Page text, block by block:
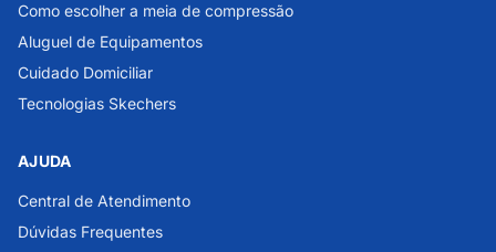
Como escolher a meia de compressão
Aluguel de Equipamentos
Cuidado Domiciliar
Tecnologias Skechers
AJUDA
Central de Atendimento
Dúvidas Frequentes